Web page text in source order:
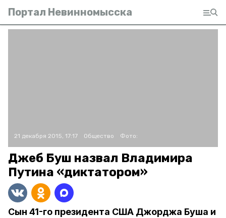
Портал Невинномысска
21 декабря 2015, 17:17 Общество Фото:
Джеб Буш назвал Владимира
Путина «диктатором»
Сын 41-го президента США Джорджа Буша и